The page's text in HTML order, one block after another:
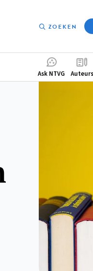
ZOEKEN
Ask NTVG Auteurs